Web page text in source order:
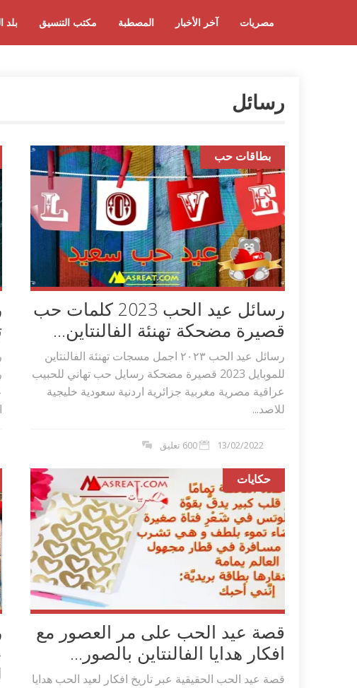
بلد مكتب التنسيق المصطبة آخر الأخبار مصريات
رسائل
بطاقات حب
رسائل عيد الحب 2023 كلمات حب
قصيرة مضحكة تهنئة الفالنتاين...
رسائل عيد الحب ٢٠٢۳ اجمل مسجات تهنئة الفالنتاين
للموبايل 2023 قصيرة مضحكة رسايل حب تهاني للحبيب
عراقية مصرية مغربية جزائرية اردنية سعودية خليجية
للاصد...
13/02/2022 600 تعليق
حكايات
قصة عيد الحب على مر العصور مع
افكار هدايا الفالنتاين بالصور...
قصة عيد الحب الحقيقية عبر تاريخ افكار لعيد الحب هدايا
طريقة تحضير حلاوة المولد النبوي مع
وصفات بالفيديو والصور...
اكلات عيد الاضحى 2023 وصفات طبخ